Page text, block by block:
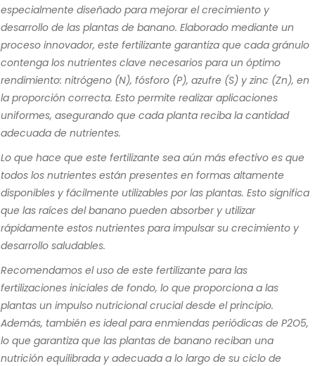
especialmente diseñado para mejorar el crecimiento y
desarrollo de las plantas de banano. Elaborado mediante un
proceso innovador, este fertilizante garantiza que cada gránulo
contenga los nutrientes clave necesarios para un óptimo
rendimiento: nitrógeno (N), fósforo (P), azufre (S) y zinc (Zn), en
la proporción correcta. Esto permite realizar aplicaciones
uniformes, asegurando que cada planta reciba la cantidad
adecuada de nutrientes.
Lo que hace que este fertilizante sea aún más efectivo es que
todos los nutrientes están presentes en formas altamente
disponibles y fácilmente utilizables por las plantas. Esto significa
que las raíces del banano pueden absorber y utilizar
rápidamente estos nutrientes para impulsar su crecimiento y
desarrollo saludables.
Recomendamos el uso de este fertilizante para las
fertilizaciones iniciales de fondo, lo que proporciona a las
plantas un impulso nutricional crucial desde el principio.
Además, también es ideal para enmiendas periódicas de P2O5,
lo que garantiza que las plantas de banano reciban una
nutrición equilibrada y adecuada a lo largo de su ciclo de